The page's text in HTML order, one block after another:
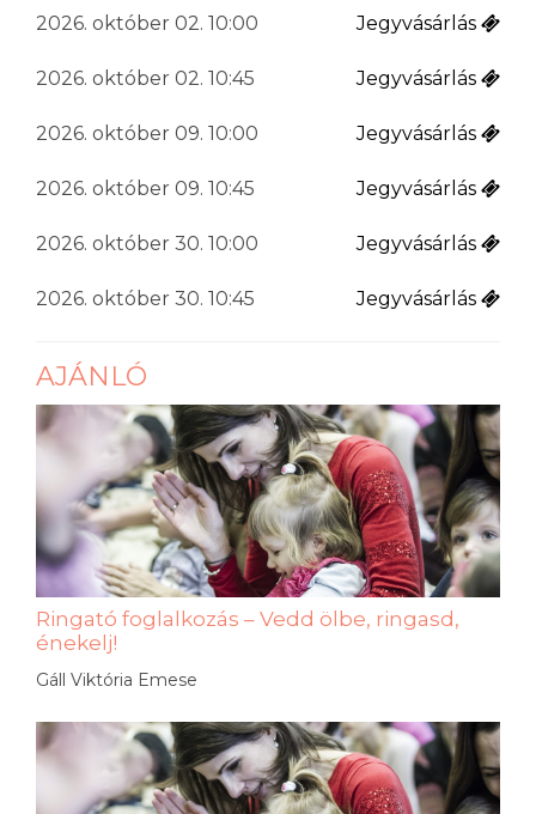
2026. október 02. 10:00 Jegyvásárlás
2026. október 02. 10:45 Jegyvásárlás
2026. október 09. 10:00 Jegyvásárlás
2026. október 09. 10:45 Jegyvásárlás
2026. október 30. 10:00 Jegyvásárlás
2026. október 30. 10:45 Jegyvásárlás
AJÁNLÓ
Ringató foglalkozás – Vedd ölbe, ringasd,
énekelj!
Gáll Viktória Emese